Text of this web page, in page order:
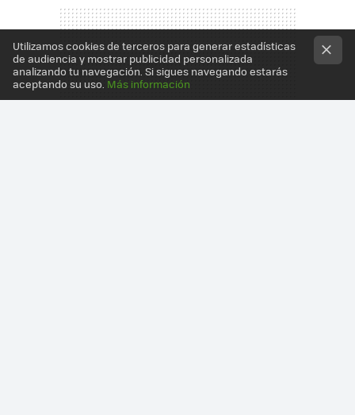
Utilizamos cookies de terceros para generar estadísticas
de audiencia y mostrar publicidad personalizada
analizando tu navegación. Si sigues navegando estarás
aceptando su uso. Más información